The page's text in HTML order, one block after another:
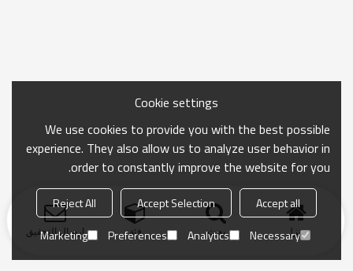
منزل بحث فئة ارسال التحقيق
Cookie settings
We use cookies to provide you with the best possible
experience. They also allow us to analyze user behavior in
order to constantly improve the website for you.
Accept all
Accept Selection
Reject All
Necessary
Analytics
Preferences
Marketing